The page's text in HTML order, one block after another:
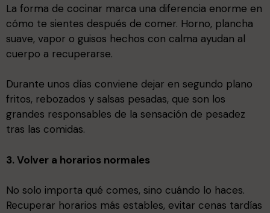
La forma de cocinar marca una diferencia enorme en
cómo te sientes después de comer. Horno, plancha
suave, vapor o guisos hechos con calma ayudan al
cuerpo a recuperarse.
Durante unos días conviene dejar en segundo plano
fritos, rebozados y salsas pesadas, que son los
grandes responsables de la sensación de pesadez
tras las comidas.
3. Volver a horarios normales
No solo importa qué comes, sino cuándo lo haces.
Recuperar horarios más estables, evitar cenas tardías